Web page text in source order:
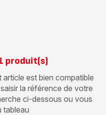
produit(s)
est bien compatible
la référence de votre
ci-dessous ou vous
tableau